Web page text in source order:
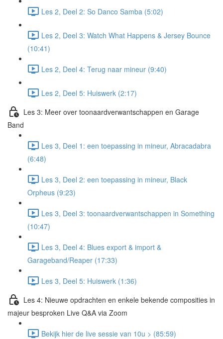
Les 2, Deel 2: So Danco Samba (5:02)
Les 2, Deel 3: Watch What Happens & Jersey Bounce
(10:41)
Les 2, Deel 4: Terug naar mineur (9:40)
Les 2, Deel 5: Huiswerk (2:17)
Les 3: Meer over toonaardverwantschappen en Garage
Band
Les 3, Deel 1: een toepassing in mineur, Abracadabra
(6:48)
Les 3, Deel 2: een toepassing in mineur, Black
Orpheus (9:23)
Les 3, Deel 3: toonaardverwantschappen in Something
(10:47)
Les 3, Deel 4: Blues export & import &
Garageband/Reaper (17:33)
Les 3, Deel 5: Huiswerk (1:36)
Les 4: Nieuwe opdrachten en enkele bekende composities in
majeur besproken Live Q&A via Zoom
Bekijk hier de live sessie van 10u > (85:59)